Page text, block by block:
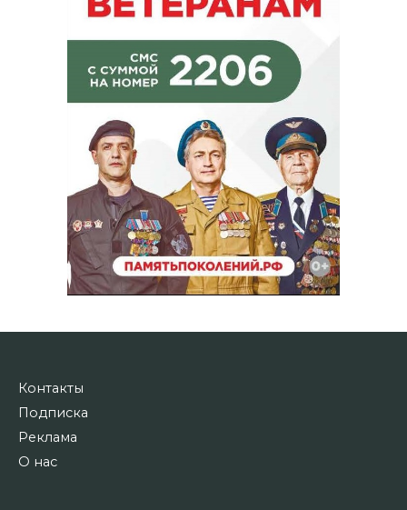
Контакты
Подписка
Реклама
О нас